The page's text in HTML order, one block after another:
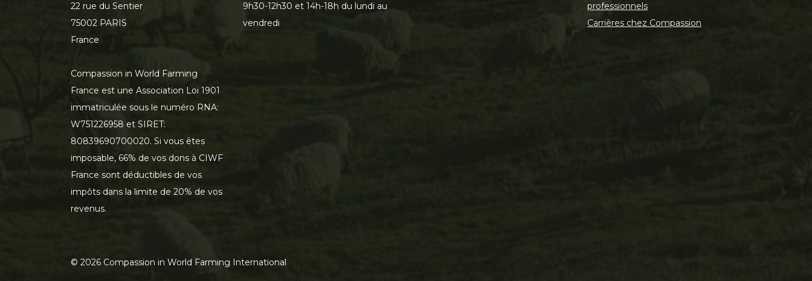
22 rue du Sentier
75002 PARIS
France
Compassion in World Farming
France est une Association Loi 1901
immatriculée sous le numéro RNA:
W751226958 et SIRET:
80839690700020. Si vous êtes
imposable, 66% de vos dons à CIWF
France sont déductibles de vos
impôts dans la limite de 20% de vos
revenus.
9h30-12h30 et 14h-18h du lundi au
vendredi
professionnels
Carrières chez Compassion
© 2026 Compassion in World Farming International